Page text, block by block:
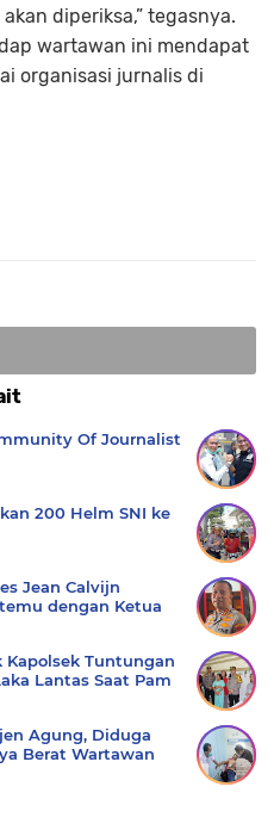
diperiksa,” tegasnya.
wartawan ini mendapat
organisasi jurnalis di
Of Journalist
200 Helm SNI ke
Jean Calvijn
dengan Ketua
Kapolsek Tuntungan
Lantas Saat Pam
Agung, Diduga
Berat Wartawan